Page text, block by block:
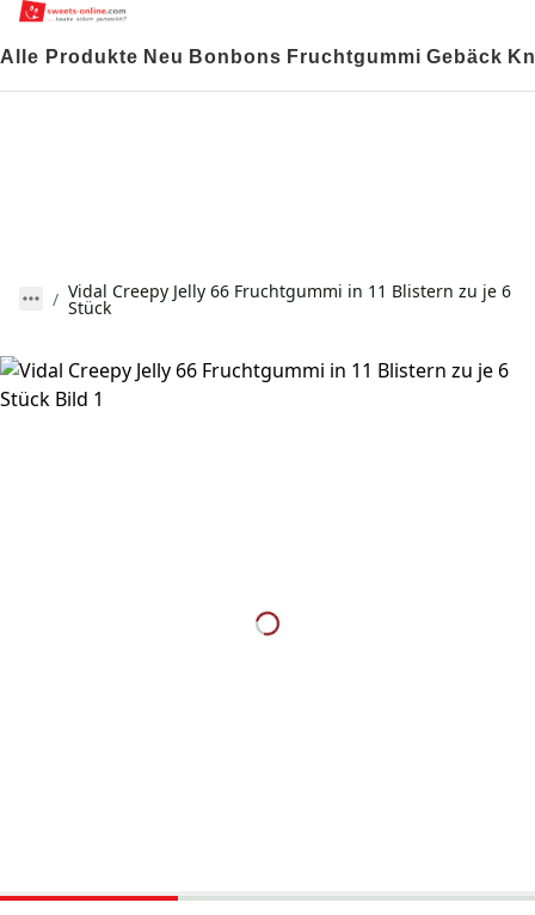
Alle Produkte Neu Bonbons Fruchtgummi Gebäck
Vidal Creepy Jelly 66 Fruchtgummi in 11 Blistern zu je 6
Stück